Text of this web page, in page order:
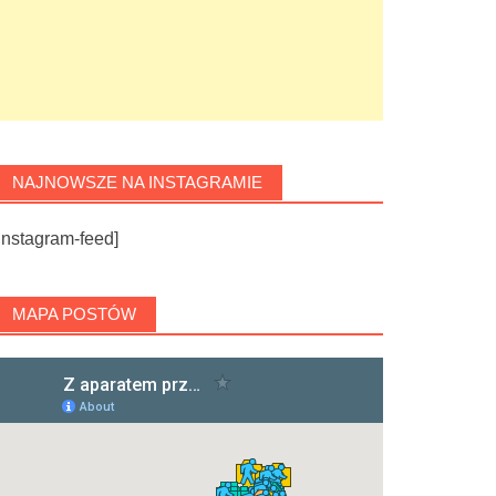
NAJNOWSZE NA INSTAGRAMIE
feed]
MAPA POSTÓW